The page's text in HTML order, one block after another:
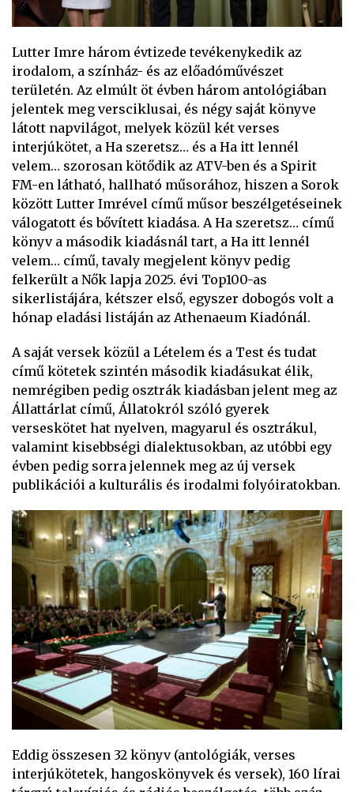
Lutter Imre három évtizede tevékenykedik az
irodalom, a színház- és az előadóművészet
területén. Az elmúlt öt évben három antológiában
jelentek meg versciklusai, és négy saját könyve
látott napvilágot, melyek közül két verses
interjúkötet, a Ha szeretsz… és a Ha itt lennél
velem… szorosan kötődik az ATV-ben és a Spirit
FM-en látható, hallható műsorához, hiszen a Sorok
között Lutter Imrével című műsor beszélgetéseinek
válogatott és bővített kiadása. A Ha szeretsz… című
könyv a második kiadásnál tart, a Ha itt lennél
velem… című, tavaly megjelent könyv pedig
felkerült a Nők lapja 2025. évi Top100-as
sikerlistájára, kétszer első, egyszer dobogós volt a
hónap eladási listáján az Athenaeum Kiadónál.
A saját versek közül a Lételem és a Test és tudat
című kötetek szintén második kiadásukat élik,
nemrégiben pedig osztrák kiadásban jelent meg az
Állattárlat című, Állatokról szóló gyerek
verseskötet hat nyelven, magyarul és osztrákul,
valamint kisebbségi dialektusokban, az utóbbi egy
évben pedig sorra jelennek meg az új versek
publikációi a kulturális és irodalmi folyóiratokban.
Eddig összesen 32 könyv (antológiák, verses
interjúkötetek, hangoskönyvek és versek), 160 lírai